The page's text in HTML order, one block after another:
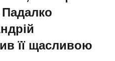
її щасливою